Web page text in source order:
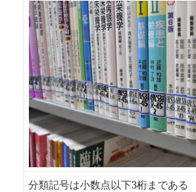
分類記号は小数点以下3桁まである